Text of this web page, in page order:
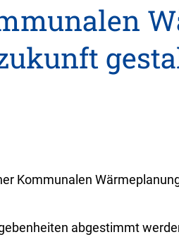
Kommunalen
abgestimmt